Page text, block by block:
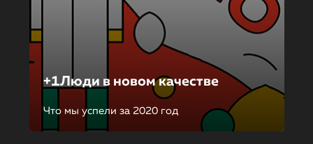
+1Люди в новом качестве
Что мы успели за 2020 год